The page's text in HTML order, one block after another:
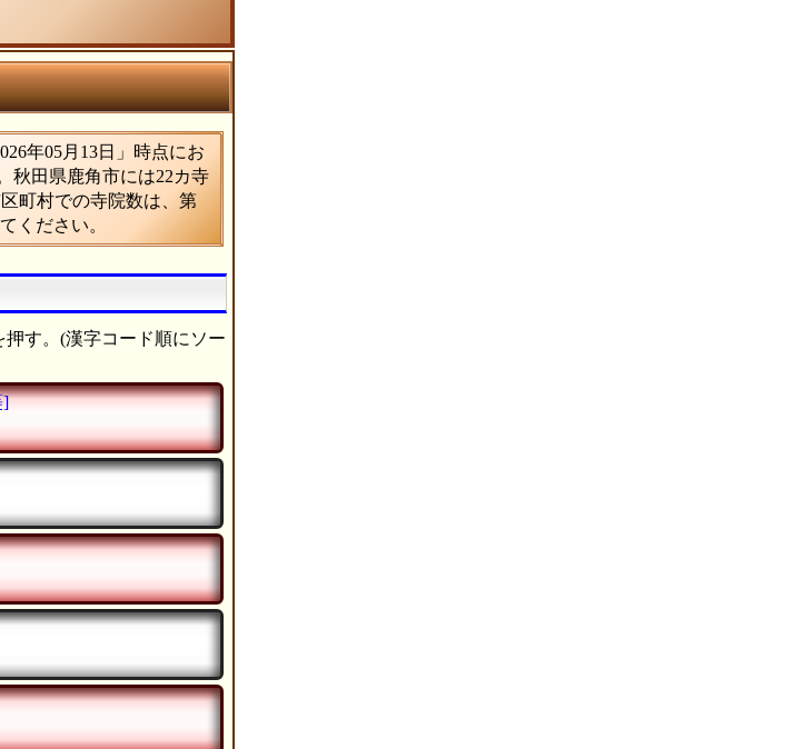
年05月13日」時点にお
秋田県鹿角市には22カ寺
町村での寺院数は、第
ください。
す。(漢字コード順にソー
]